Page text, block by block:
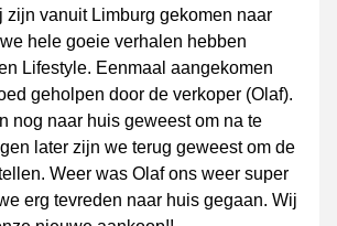
zijn vanuit Limburg gekomen naar
hele goeie verhalen hebben
Lifestyle. Eenmaal aangekomen
geholpen door de verkoper (Olaf).
nog naar huis geweest om na te
later zijn we terug geweest om de
Weer was Olaf ons weer super
erg tevreden naar huis gegaan. Wij